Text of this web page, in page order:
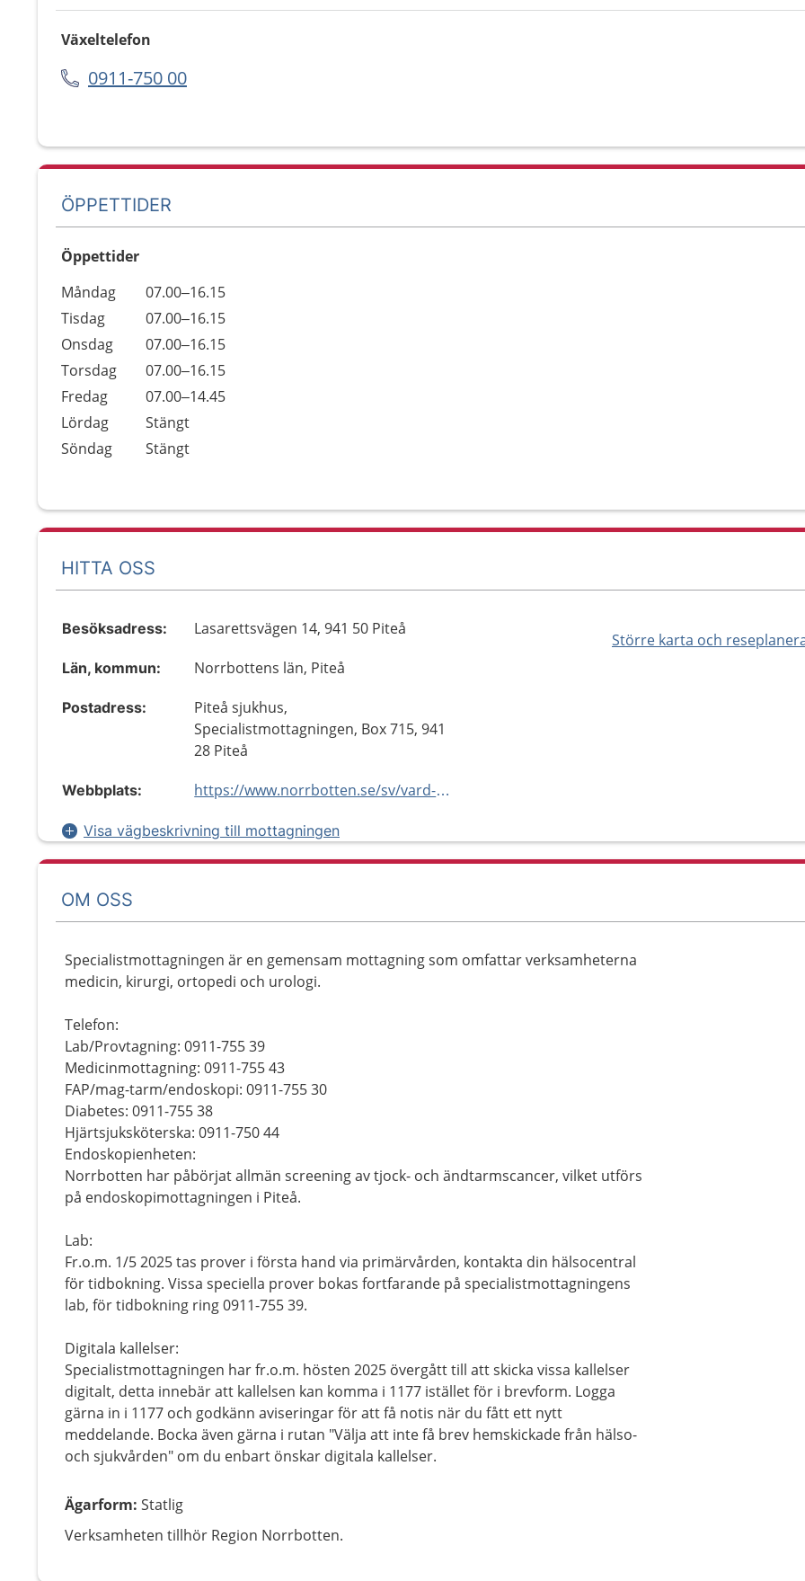
Växeltelefon
0911-750 00
ÖPPETTIDER
Öppettider
Dag
Öppettider
Kommentarer
Måndag
07.00–16.15
Tisdag
07.00–16.15
Onsdag
07.00–16.15
Torsdag
07.00–16.15
Fredag
07.00–14.45
Lördag
Stängt
Söndag
Stängt
HITTA OSS
Större karta och
Besöksadress: Lasarettsvägen 14, 941 50 Piteå
Län, kommun: Norrbottens län, Piteå
Postadress:
Piteå sjukhus,
Specialistmottagningen, Box 715, 941
28 Piteå
Webbplats: https://www.norrbotten.se/sv/vard-och-halsa/vara-vardenheter/kliniker-och-mottagningar/specialistmottagningen-pitea-sjukhus/
Visa vägbeskrivning till mottagningen
OM OSS
Specialistmottagningen är en gemensam mottagning som omfattar verksamheterna
medicin, kirurgi, ortopedi och urologi.
Telefon:
Lab/Provtagning: 0911-755 39
Medicinmottagning: 0911-755 43
FAP/mag-tarm/endoskopi: 0911-755 30
Diabetes: 0911-755 38
Hjärtsjuksköterska: 0911-750 44
Endoskopienheten:
Norrbotten har påbörjat allmän screening av tjock- och ändtarmscancer, vilket utförs
på endoskopimottagningen i Piteå.
Lab:
Fr.o.m. 1/5 2025 tas prover i första hand via primärvården, kontakta din hälsocentral
för tidbokning. Vissa speciella prover bokas fortfarande på specialistmottagningens
lab, för tidbokning ring 0911-755 39.
Digitala kallelser:
Specialistmottagningen har fr.o.m. hösten 2025 övergått till att skicka vissa kallelser
digitalt, detta innebär att kallelsen kan komma i 1177 istället för i brevform. Logga
gärna in i 1177 och godkänn aviseringar för att få notis när du fått ett nytt
meddelande. Bocka även gärna i rutan "Välja att inte få brev hemskickade från hälso-
och sjukvården" om du enbart önskar digitala kallelser.
Ägarform: Statlig
Verksamheten tillhör Region Norrbotten.